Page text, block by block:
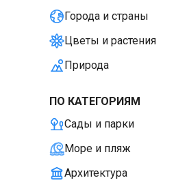
Города и страны
Цветы и растения
Природа
ПО КАТЕГОРИЯМ
Сады и парки
Море и пляж
Архитектура